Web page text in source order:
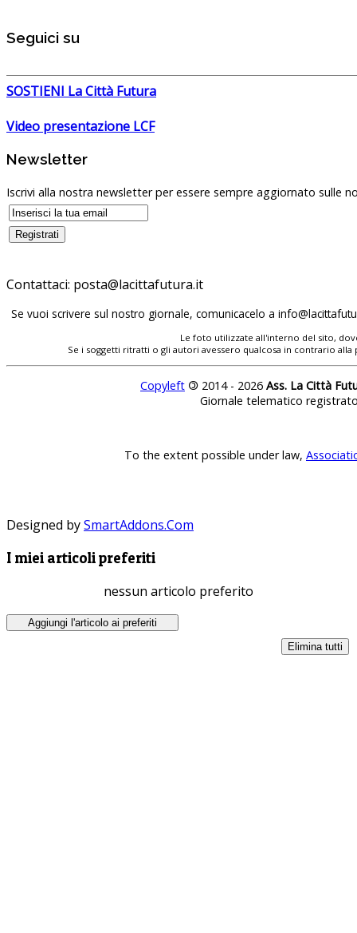
Seguici su
SOSTIENI La Città Futura
Video presentazione LCF
Newsletter
Iscrivi alla nostra newsletter per essere sempre aggiornato sulle
Contattaci: posta@lacittafutura.it
Se vuoi scrivere sul nostro giornale, comunicacelo a
Le foto utilizzate all'interno del sito,
Se i soggetti ritratti o gli autori avessero qualcosa in contrario
Copyleft © 2014 - 2026 Ass. La Città
Giornale telematico
To the extent possible under law,
Designed bySmartAddons.Com
I miei articoli preferiti
nessun articolo preferito